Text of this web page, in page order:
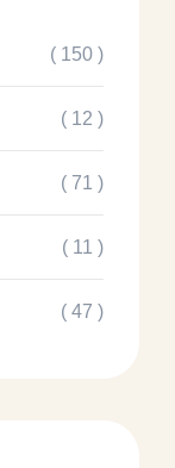
( 150 )
( 12 )
( 71 )
( 11 )
( 47 )